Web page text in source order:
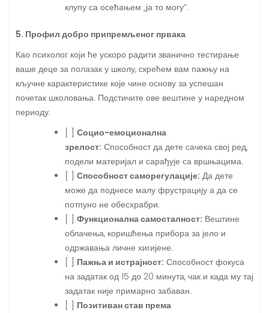
клупу са осећањем „ја то могу“.
5. Профил добро припремљеног првака
Као психолог који ће ускоро радити званично тестирање
ваше деце за полазак у школу, скрећем вам пажњу на
кључне карактеристике које чине основу за успешан
почетак школовања. Подстичите ове вештине у наредном
периоду:
Социо-емоционална
зрелост: Способност да дете сачека свој ред,
подели материјал и сарађује са вршњацима.
Способност саморегулације: Да дете
може да поднесе малу фрустрацију а да се
потпуно не обесхрабри.
Функционална самосталност: Вештине
облачења, коришћења прибора за јело и
одржавања личне хигијене.
Пажња и истрајност: Способност фокуса
на задатак од 15 до 20 минута, чак и када му тај
задатак није примарно забаван.
Позитиван став према